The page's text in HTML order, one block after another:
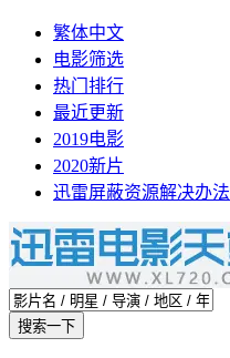
繁体中文
电影筛选
热门排行
最近更新
2019电影
2020新片
迅雷屏蔽资源解决办法